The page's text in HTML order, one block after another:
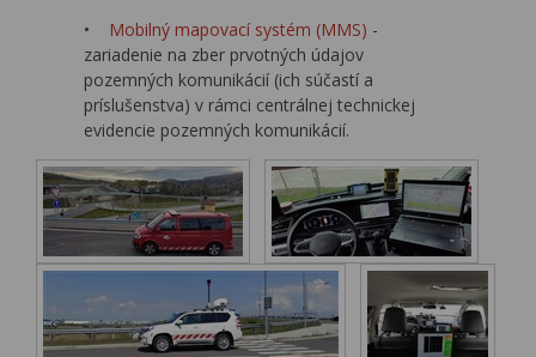
•
Mobilný mapovací systém (MMS) -
zariadenie na zber prvotných údajov
pozemných komunikácií (ich súčastí a
príslušenstva) v rámci centrálnej technickej
evidencie pozemných komunikácií.